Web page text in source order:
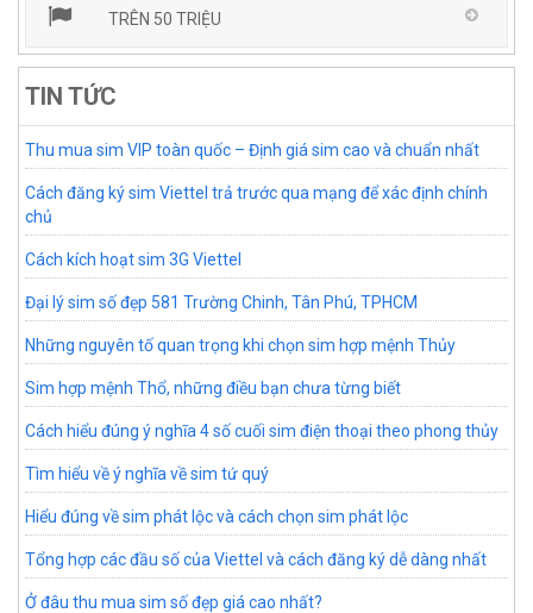
TRÊN 50 TRIỆU
TIN TỨC
Thu mua sim VIP toàn quốc – Định giá sim cao và chuẩn nhất
Cách đăng ký sim Viettel trả trước qua mạng để xác định chính
chủ
Cách kích hoạt sim 3G Viettel
Đại lý sim số đẹp 581 Trường Chinh, Tân Phú, TPHCM
Những nguyên tố quan trọng khi chọn sim hợp mệnh Thủy
Sim hợp mệnh Thổ, những điều bạn chưa từng biết
Cách hiểu đúng ý nghĩa 4 số cuối sim điện thoại theo phong thủy
Tìm hiểu về ý nghĩa về sim tứ quý
Hiểu đúng về sim phát lộc và cách chọn sim phát lộc
Tổng hợp các đầu số của Viettel và cách đăng ký dễ dàng nhất
Ở đâu thu mua sim số đẹp giá cao nhất?